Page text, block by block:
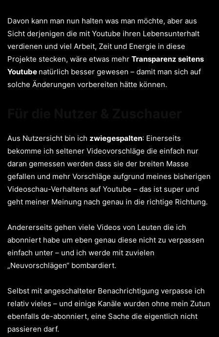
Davon kann man nun halten was man möchte, aber aus
Sicht derjenigen die mit Youtube ihren Lebensunterhalt
verdienen und viel Arbeit, Zeit und Energie in diese
Projekte stecken, wäre etwas mehr Transparenz seitens
Youtube natürlich besser gewesen – damit man sich auf
solche Änderungen vorbereiten hätte können.
Aus Nutzersicht bin ich zwiegespalten: Einerseits
bekomme ich seltener Videovorschläge die einfach nur
daran gemessen werden dass sie der breiten Masse
gefallen und mehr Vorschläge aufgrund meines bisherigen
Videoschau-Verhaltens auf Youtube – das ist super und
geht meiner Meinung nach genau in die richtige Richtung.
Andererseits gehen viele Videos von Leuten die ich
abonniert habe um eben genau diese nicht zu verpassen
einfach unter – und ich werde mit zuvielen
„Neuvorschlägen“ bombardiert.
Selbst mit angeschalteter Benachrichtigung verpasse ich
relativ vieles – und einige Kanäle wurden ohne mein Zutun
ebenfalls de-abonniert, eine Sache die eigentlich nicht
passieren darf.